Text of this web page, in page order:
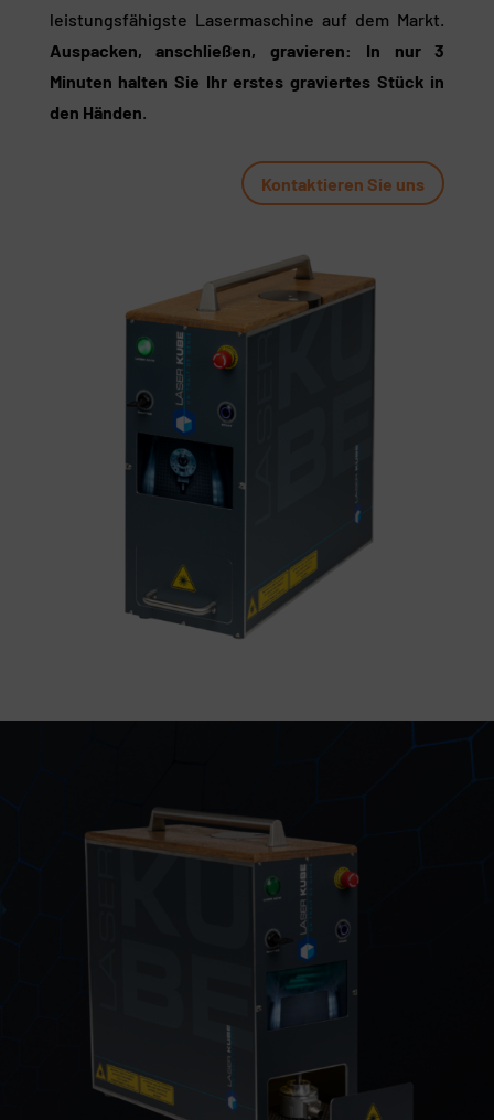
leistungsfähigste Lasermaschine auf dem Markt.
Auspacken, anschließen, gravieren: In nur 3
Minuten halten Sie Ihr erstes graviertes Stück in
den Händen.
Kontaktieren Sie uns